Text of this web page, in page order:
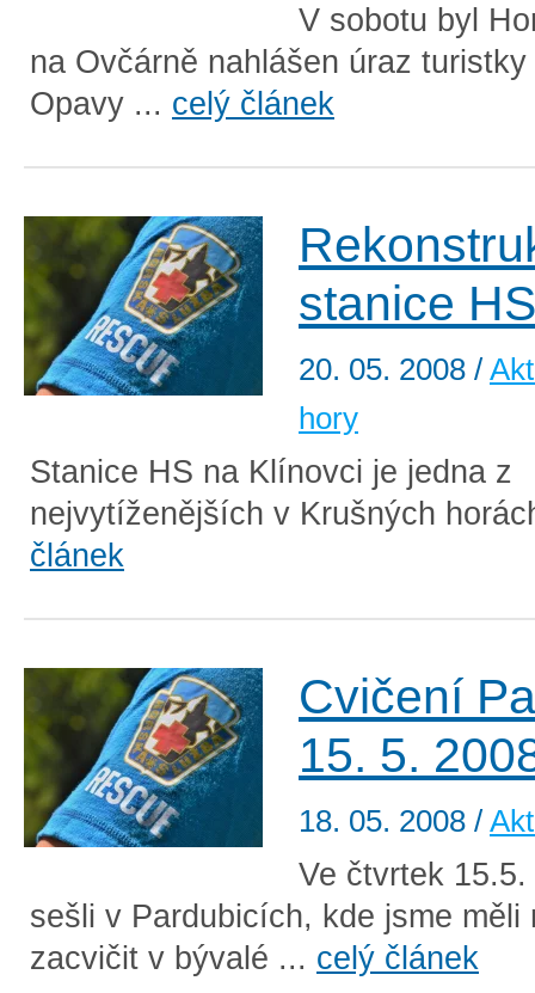
V sobotu byl
na Ovčárně nahlášen úraz
Opavy ... celý článek
stanice
20. 05. 2008 /
hory
Stanice HS na Klínovci je jedna z
nejvytíženějších v Krušných
článek
Cvičení
15. 5.
18. 05. 2008 /
Ve čtvrtek
sešli v Pardubicích, kde jsme měli
zacvičit v bývalé ... celý článek